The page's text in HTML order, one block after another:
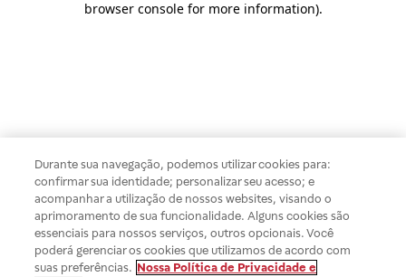
browser console for more information).
Durante sua navegação, podemos utilizar cookies para:
confirmar sua identidade; personalizar seu acesso; e
acompanhar a utilização de nossos websites, visando o
aprimoramento de sua funcionalidade. Alguns cookies são
essenciais para nossos serviços, outros opcionais. Você
poderá gerenciar os cookies que utilizamos de acordo com
suas preferências. Nossa Política de Privacidade e